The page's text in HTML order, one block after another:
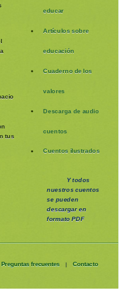
tus
educar
Artículos sobre
educación
Cuaderno de los
valores
Descarga de audio
cuentos
Cuentos ilustrados
Y todos
nuestros cuentos
se pueden
descargar en
formato PDF
Preguntas frecuentes | Contacto